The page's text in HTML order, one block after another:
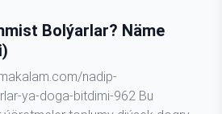
Bolýarlar? Näme
nadip-
ya-doga-bitdimi-962 Bu